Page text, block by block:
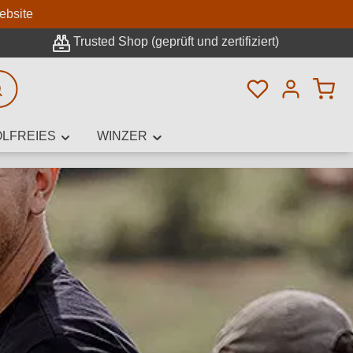
Trusted Shop (geprüft und zertifiziert)
Du hast 0
WINZER
Suche